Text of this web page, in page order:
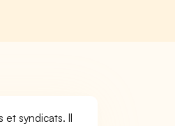
syndicats. Il